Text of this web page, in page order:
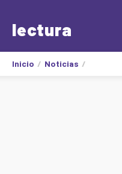
lectura
Inicio Noticias